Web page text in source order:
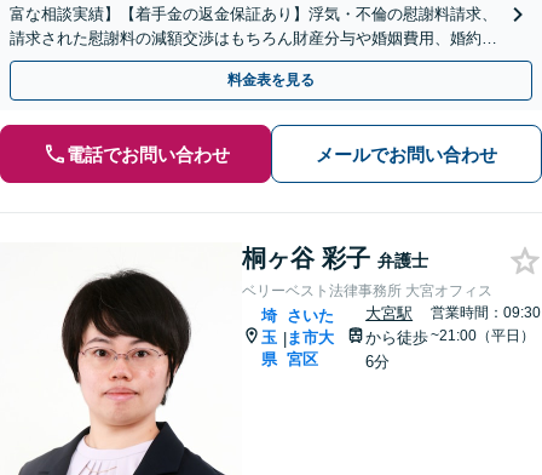
富な相談実績】【着手金の返金保証あり】浮気・不倫の慰謝料請求、
請求された慰謝料の減額交渉はもちろん財産分与や婚姻費用、婚約破
棄など様々な離婚・男女問題の解決実績が豊富です。
料金表を見る
電話でお問い合わせ メールでお問い合わせ
桐ヶ谷 彩子 弁護士
ベリーベスト法律事務所 大宮オフィス
埼
玉
県
|
さいた
ま市大
宮区
大宮駅
から徒歩
6分
営業時間：09:30
~21:00（平日）